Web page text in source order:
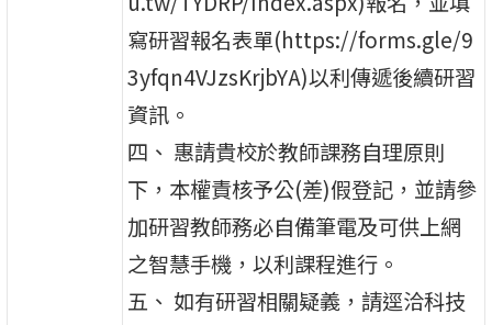
寫研習報名表單(https://forms.gle/9
3yfqn4VJzsKrjbYA)以利傳遞後續研習
資訊。
四、 惠請貴校於教師課務自理原則
下，本權責核予公(差)假登記，並請參
加研習教師務必自備筆電及可供上網
之智慧手機，以利課程進行。
五、 如有研習相關疑義，請逕洽科技